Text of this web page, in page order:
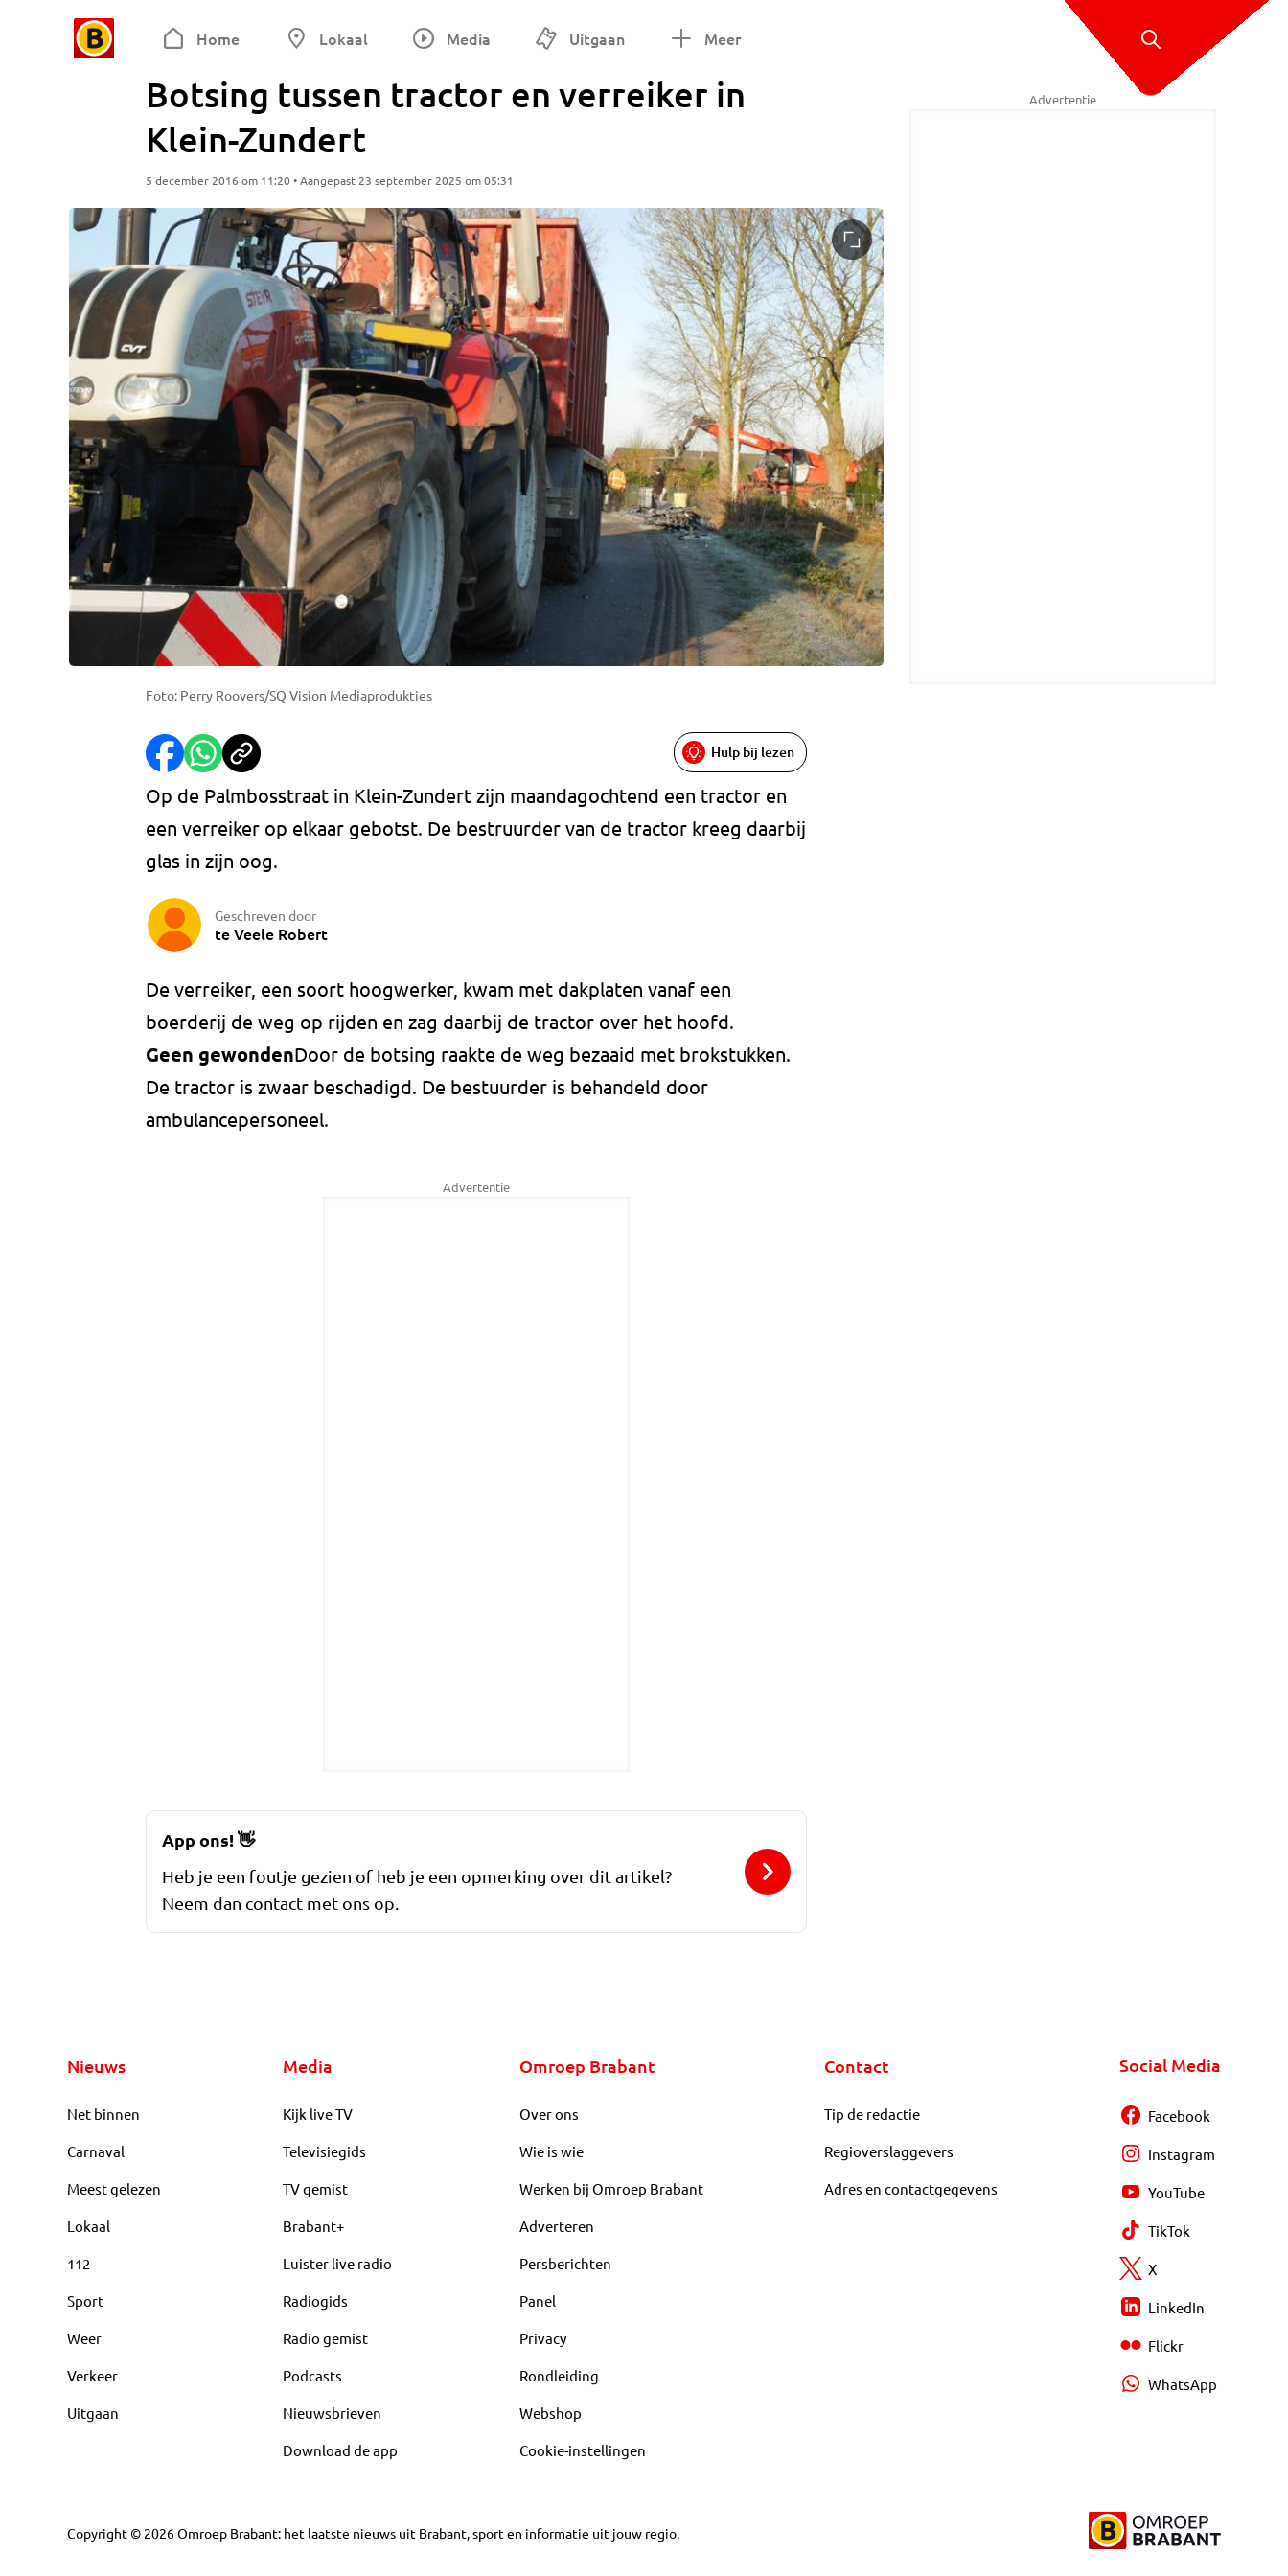
Home Lokaal Media Uitgaan Meer
Botsing tussen tractor en verreiker in
Klein-Zundert
5 december 2016 om 11:20 • Aangepast 23 september 2025 om 05:31
Foto: Perry Roovers/SQ Vision Mediaprodukties
Hulp bij lezen
Op de Palmbosstraat in Klein-Zundert zijn maandagochtend een tractor en
een verreiker op elkaar gebotst. De bestruurder van de tractor kreeg daarbij
glas in zijn oog.
Geschreven door
te Veele Robert
De verreiker, een soort hoogwerker, kwam met dakplaten vanaf een
boerderij de weg op rijden en zag daarbij de tractor over het hoofd.
Geen gewondenDoor de botsing raakte de weg bezaaid met brokstukken.
De tractor is zwaar beschadigd. De bestuurder is behandeld door
ambulancepersoneel.
Advertentie
Advertentie
App ons!👋
Heb je een foutje gezien of heb je een opmerking over dit artikel?
Neem dan contact met ons op.
Nieuws
Net binnen
Carnaval
Meest gelezen
Lokaal
112
Sport
Weer
Verkeer
Uitgaan
Media
Kijk live TV
Televisiegids
TV gemist
Brabant+
Luister live radio
Radiogids
Radio gemist
Podcasts
Nieuwsbrieven
Download de app
Omroep Brabant
Over ons
Wie is wie
Werken bij Omroep Brabant
Adverteren
Persberichten
Panel
Privacy
Rondleiding
Webshop
Cookie-instellingen
Contact
Tip de redactie
Regioverslaggevers
Adres en contactgegevens
Social Media
Facebook
Instagram
YouTube
TikTok
X
LinkedIn
Flickr
WhatsApp
Copyright © 2026Omroep Brabant: het laatste nieuws uit Brabant, sport en informatie uit jouw regio.